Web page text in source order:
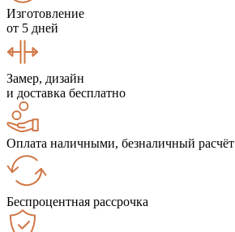
Изготовление
от 5 дней
Замер, дизайн
и доставка бесплатно
Оплата наличными, безналичный расчёт
Беспроцентная рассрочка